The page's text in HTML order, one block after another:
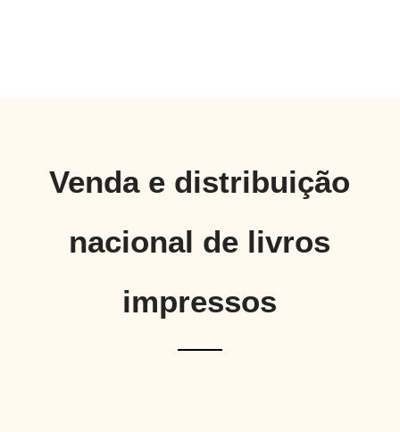
Venda e distribuição
nacional de livros
impressos